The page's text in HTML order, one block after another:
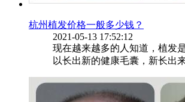
杭州植发价格一般多少钱？
2021-05-13 17:52:12
现在越来越多的人知道，植发
以长出新的健康毛囊，新长出